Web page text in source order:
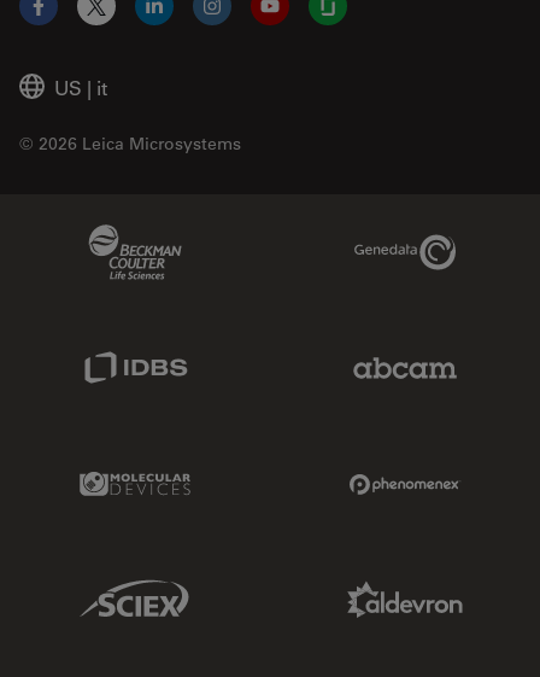
US | it
© 2026 Leica Microsystems
Facebook
X LinkedInInstagramYouTubeGlassdoor
Genedata Link
Molecular Devices Link
Sciex Link